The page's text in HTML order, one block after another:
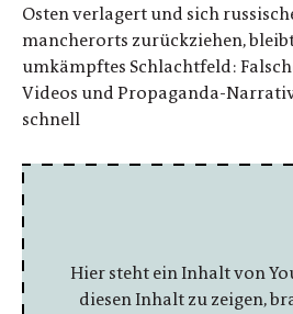
Osten verlagert und sich
mancherorts zurückziehen,
umkämpftes Schlachtfeld:
Videos und Propaganda-
schnell
Hier steht ein Inhalt von
diesen Inhalt zu zeigen,